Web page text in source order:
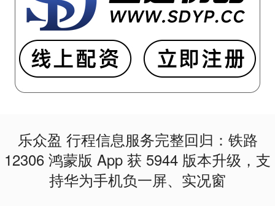
乐众盈 行程信息服务完整回归：铁路
12306 鸿蒙版 App 获 5944 版本升级，支
持华为手机负一屏、实况窗